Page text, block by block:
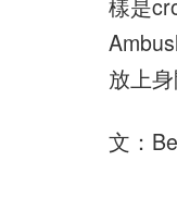
樣是
放上
文：